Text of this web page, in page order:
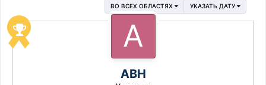
ВО ВСЕХ ОБЛАСТЯХ УКАЗАТЬ ДАТУ
АВН